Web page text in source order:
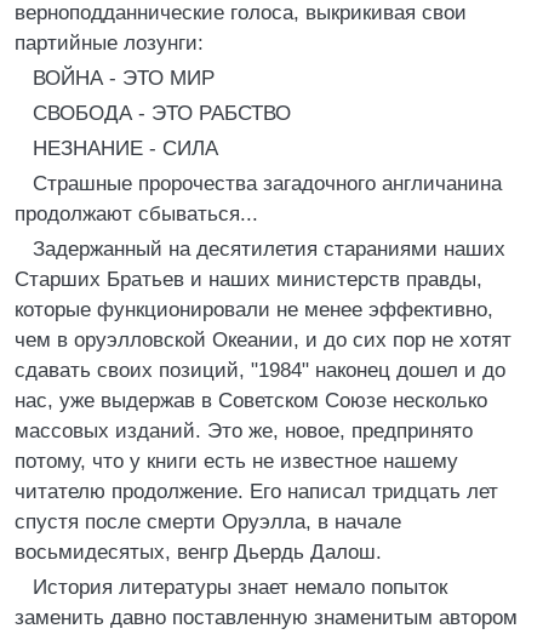
верноподданнические голоса, выкрикивая свои
партийные лозунги:
ВОЙНА - ЭТО МИР
СВОБОДА - ЭТО РАБСТВО
НЕЗНАНИЕ - СИЛА
Страшные пророчества загадочного англичанина
продолжают сбываться...
Задержанный на десятилетия стараниями наших
Старших Братьев и наших министерств правды,
которые функционировали не менее эффективно,
чем в оруэлловской Океании, и до сих пор не хотят
сдавать своих позиций, "1984" наконец дошел и до
нас, уже выдержав в Советском Союзе несколько
массовых изданий. Это же, новое, предпринято
потому, что у книги есть не известное нашему
читателю продолжение. Его написал тридцать лет
спустя после смерти Оруэлла, в начале
восьмидесятых, венгр Дьердь Далош.
История литературы знает немало попыток
заменить давно поставленную знаменитым автором